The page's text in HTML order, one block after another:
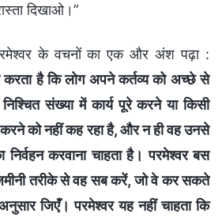
दिखाओ।”
के वचनों का एक और अंश पढ़ा :
करता है कि लोग अपने कर्तव्य को अच्छे से
संख्या में कार्य पूरे करने या किसी
को नहीं कह रहा है, और न ही वह उनसे
निर्वहन करवाना चाहता है। परमेश्वर बस
तरीके से वह सब करें, जो वे कर सकते
जिएँ। परमेश्वर यह नहीं चाहता कि